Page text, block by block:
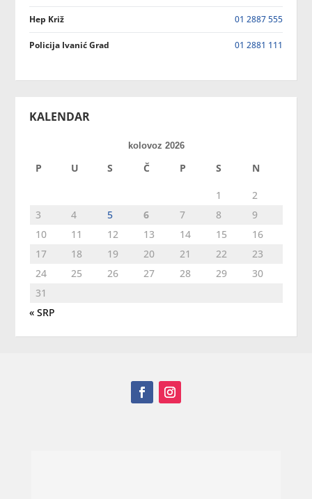
Hep Križ 01 2887 555
Policija Ivanić Grad 01 2881 111
KALENDAR
kolovoz 2026
P U S Č P S N
1
2
3
4 5 6 7 8
9
10
11 12 13 14 15
16
17
18 19 20 21 22
23
24
25 26 27 28 29
30
31
« SRP